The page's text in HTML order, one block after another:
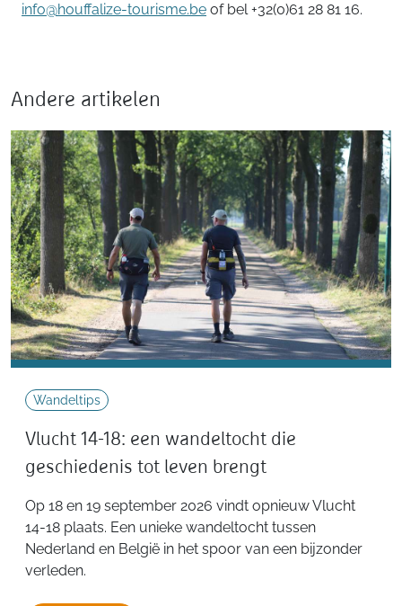
info@houffalize-tourisme.be of bel +32(0)61 28 81 16.
Andere artikelen
Wandeltips
Vlucht 14-18: een wandeltocht die
geschiedenis tot leven brengt
Op 18 en 19 september 2026 vindt opnieuw Vlucht
14-18 plaats. Een unieke wandeltocht tussen
Nederland en België in het spoor van een bijzonder
verleden.